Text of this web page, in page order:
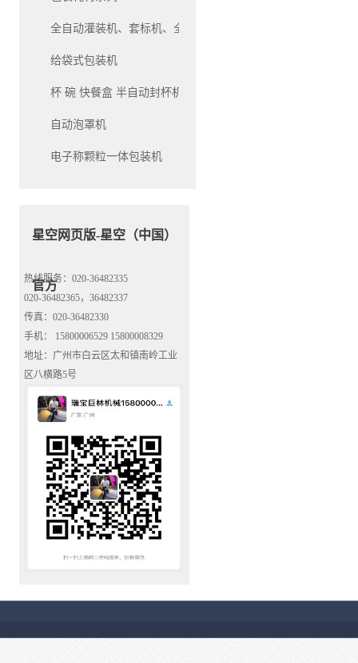
全自动灌装机、套标机、全自动生产线灌装机系列
给袋式包装机
杯 碗 快餐盒 半自动封杯机和自动封杯机
自动泡罩机
电子称颗粒一体包装机
星空网页版-星空（中国）
官方
热线服务：020-36482335
020-36482365，36482337
传真：020-36482330
手机： 15800006529 15800008329
地址：广州市白云区太和镇南岭工业
区八横路5号